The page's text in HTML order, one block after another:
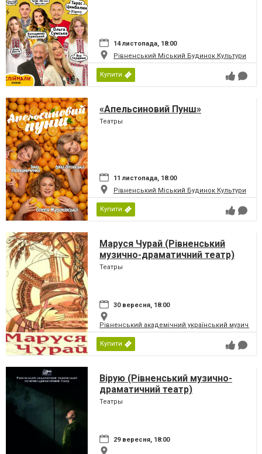
14 листопада, 18:00
Рівненський Міський Будинок Культури
Купити
«Апельсиновий Пунш»
Театры
11 листопада, 18:00
Рівненський Міський Будинок Культури
Купити
Маруся Чурай (Рівненський
музично-драматичний театр)
Театры
30 вересня, 18:00
Рівненський академічний український музично-
Купити
Вірую (Рівненський музично-
драматичний театр)
Театры
29 вересня, 18:00